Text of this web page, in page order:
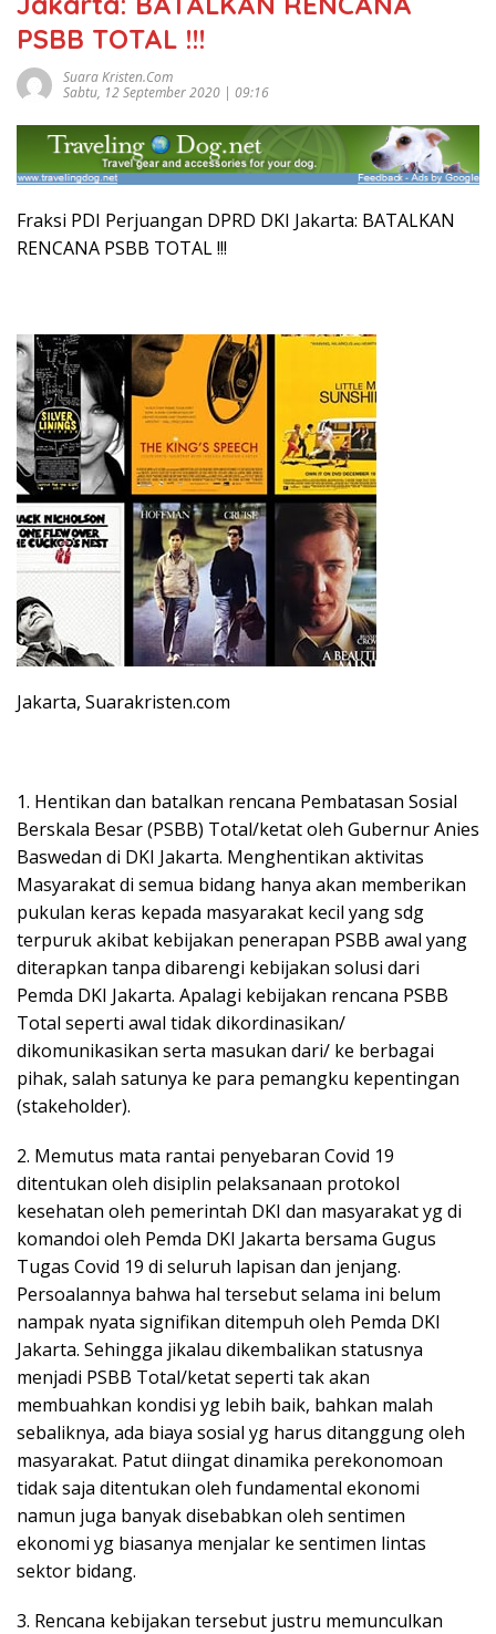
PSBB TOTAL !!!
Suara Kristen.com
Sabtu, 12 September 2020 | 09:16
Fraksi PDI Perjuangan DPRD DKI Jakarta: BATALKAN
RENCANA PSBB TOTAL !!!
Jakarta, Suarakristen.com
1. Hentikan dan batalkan rencana Pembatasan Sosial
Berskala Besar (PSBB) Total/ketat oleh Gubernur Anies
Baswedan di DKI Jakarta. Menghentikan aktivitas
Masyarakat di semua bidang hanya akan memberikan
pukulan keras kepada masyarakat kecil yang sdg
terpuruk akibat kebijakan penerapan PSBB awal yang
diterapkan tanpa dibarengi kebijakan solusi dari
Pemda DKI Jakarta. Apalagi kebijakan rencana PSBB
Total seperti awal tidak dikordinasikan/
dikomunikasikan serta masukan dari/ ke berbagai
pihak, salah satunya ke para pemangku kepentingan
(stakeholder).
2. Memutus mata rantai penyebaran Covid 19
ditentukan oleh disiplin pelaksanaan protokol
kesehatan oleh pemerintah DKI dan masyarakat yg di
komandoi oleh Pemda DKI Jakarta bersama Gugus
Tugas Covid 19 di seluruh lapisan dan jenjang.
Persoalannya bahwa hal tersebut selama ini belum
nampak nyata signifikan ditempuh oleh Pemda DKI
Jakarta. Sehingga jikalau dikembalikan statusnya
menjadi PSBB Total/ketat seperti tak akan
membuahkan kondisi yg lebih baik, bahkan malah
sebaliknya, ada biaya sosial yg harus ditanggung oleh
masyarakat. Patut diingat dinamika perekonomoan
tidak saja ditentukan oleh fundamental ekonomi
namun juga banyak disebabkan oleh sentimen
ekonomi yg biasanya menjalar ke sentimen lintas
sektor bidang.
3. Rencana kebijakan tersebut justru memunculkan